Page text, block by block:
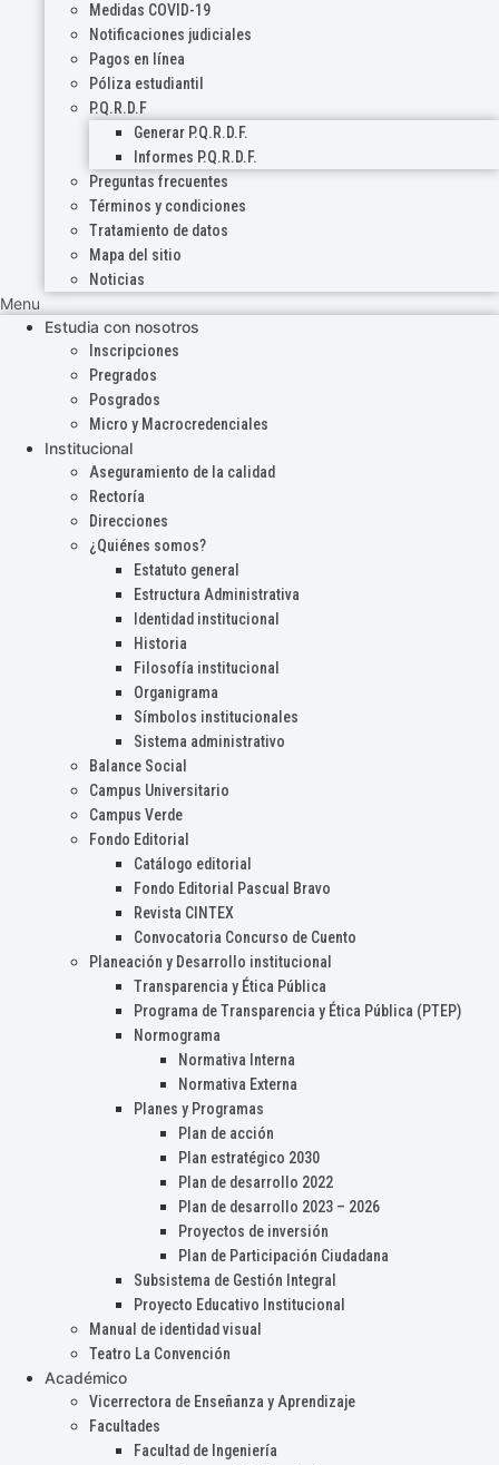
Medidas COVID-19
Notificaciones judiciales
Pagos en línea
Póliza estudiantil
P.Q.R.D.F
Generar P.Q.R.D.F.
Informes P.Q.R.D.F.
Preguntas frecuentes
Términos y condiciones
Tratamiento de datos
Mapa del sitio
Noticias
Menu
Estudia con nosotros
Inscripciones
Pregrados
Posgrados
Micro y Macrocredenciales
Institucional
Aseguramiento de la calidad
Rectoría
Direcciones
¿Quiénes somos?
Estatuto general
Estructura Administrativa
Identidad institucional
Historia
Filosofía institucional
Organigrama
Símbolos institucionales
Sistema administrativo
Balance Social
Campus Universitario
Campus Verde
Fondo Editorial
Catálogo editorial
Fondo Editorial Pascual Bravo
Revista CINTEX
Convocatoria Concurso de Cuento
Planeación y Desarrollo institucional
Transparencia y Ética Pública
Programa de Transparencia y Ética Pública (PTEP)
Normograma
Normativa Interna
Normativa Externa
Planes y Programas
Plan de acción
Plan estratégico 2030
Plan de desarrollo 2022
Plan de desarrollo 2023 – 2026
Proyectos de inversión
Plan de Participación Ciudadana
Subsistema de Gestión Integral
Proyecto Educativo Institucional
Manual de identidad visual
Teatro La Convención
Académico
Vicerrectora de Enseñanza y Aprendizaje
Facultades
Facultad de Ingeniería